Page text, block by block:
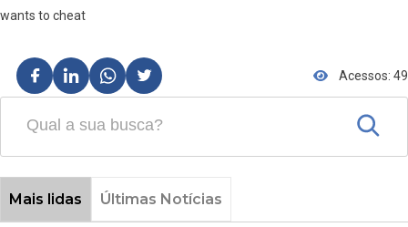
wants to cheat
Acessos: 49
Mais lidas Últimas Notícias